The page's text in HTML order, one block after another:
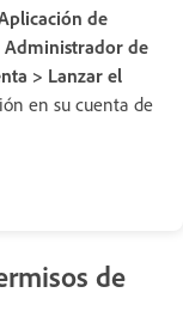
de
Administrador de
> Lanzar el
en su cuenta de
de